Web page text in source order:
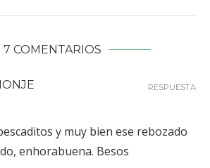
7 COMENTARIOS
y muy bien ese rebozado
enhorabuena. Besos
RESPUESTA